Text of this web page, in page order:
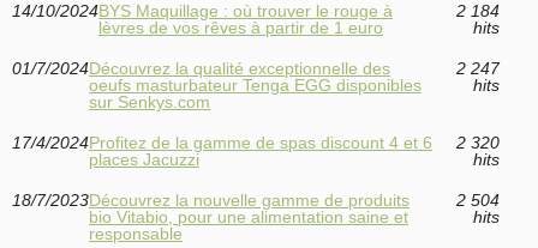
14/10/2024BYS Maquillage : où trouver le rouge à
lèvres de vos rêves à partir de 1 euro
2 184
hits
01/7/2024Découvrez la qualité exceptionnelle des
oeufs masturbateur Tenga EGG disponibles
sur Senkys.com
2 247
hits
17/4/2024Profitez de la gamme de spas discount 4 et 6
places Jacuzzi
2 320
hits
18/7/2023Découvrez la nouvelle gamme de produits
bio Vitabio, pour une alimentation saine et
responsable
2 504
hits